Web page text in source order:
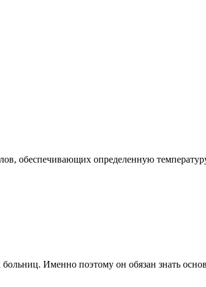
обеспечивающих определенную
Именно поэтому он обязан знать